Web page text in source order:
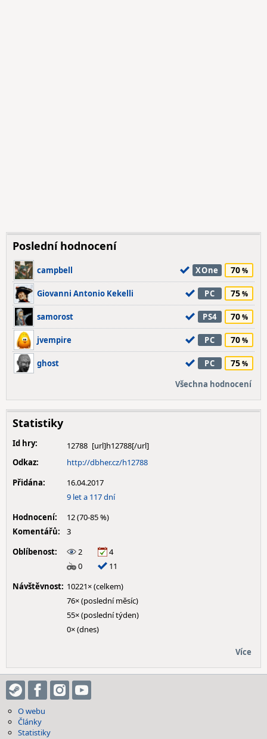
Poslední hodnocení
campbell XOne 70
Giovanni Antonio Kekelli PC 75
samorost PS4 70
jvempire PC 70
ghost PC 75
Všechna hodnocení
Statistiky
Id hry:
12788
Odkaz:
http://dbher.cz/h12788
Přidána:
16.04.2017
9 let a 117 dní
Hodnocení:
12 (70-85 %)
Komentářů:
3
Oblíbenost:
2
4
0
11
Návštěvnost: 10221× (celkem)
76× (poslední měsíc)
55× (poslední týden)
0× (dnes)
Více
O webu
Články
Statistiky